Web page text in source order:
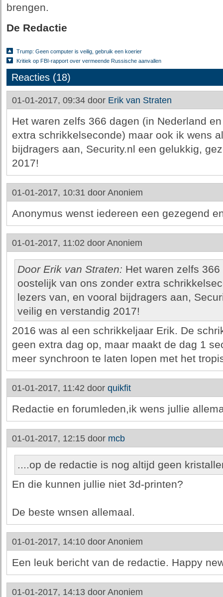
brengen.
De Redactie
Trump: Geen computer is veilig, gebruik een koerier
Kritiek op FBI-rapport over vermeende Russische aanvallen
Reacties (18)
01-01-2017, 09:34 door Erik van Straten
Het waren zelfs 366 dagen (in Nederland
extra schrikkelseconde) maar ook ik wens
bijdragers aan, Security.nl een gelukkig,
2017!
01-01-2017, 10:31 door Anoniem
Anonymus wenst iedereen een gezegend
01-01-2017, 11:02 door Anoniem
Door Erik van Straten: Het waren zelfs
oostelijk van ons zonder extra
lezers van, en vooral bijdragers aan,
veilig en verstandig 2017!
2016 was al een schrikkeljaar Erik. De
geen extra dag op, maar maakt de dag 1
meer synchroon te laten lopen met het
01-01-2017, 11:42 door quikfit
Redactie en forumleden,ik wens jullie
01-01-2017, 12:15 door mcb
....op de redactie is nog altijd geen
En die kunnen jullie niet 3d-printen?
De beste wnsen allemaal.
01-01-2017, 14:10 door Anoniem
Een leuk bericht van de redactie. Happy
01-01-2017, 14:13 door Anoniem